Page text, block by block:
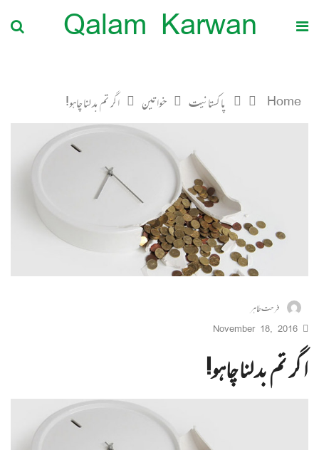
Qalam Karwan
Home پاکستانیت خواتین اگر تم بدلنا چاہو!
فرحت طاہر
November 18, 2016
اگر تم بدلنا چاہو!